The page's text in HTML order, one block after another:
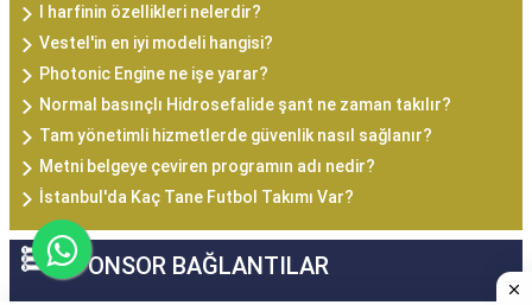
I harfinin özellikleri nelerdir?
Vestel'in en iyi modeli hangisi?
Photonic Engine ne işe yarar?
Normal basınçlı Hidrosefalide şant ne zaman takılır?
Tam yönetimli hizmetlerde güvenlik nasıl sağlanır?
Metni belgeye çeviren programın adı nedir?
İstanbul'da Kaç Tane Futbol Takımı Var?
SPONSOR BAĞLANTILAR